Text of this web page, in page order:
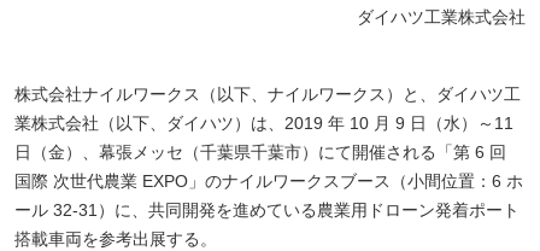
ダイハツ工業株式会社
株式会社ナイルワークス（以下、ナイルワークス）と、ダイハツ工
業株式会社（以下、ダイハツ）は、2019 年 10 月 9 日（水）～11
日（金）、幕張メッセ（千葉県千葉市）にて開催される「第 6 回
国際 次世代農業 EXPO」のナイルワークスブース（小間位置：6 ホ
ール 32-31）に、共同開発を進めている農業用ドローン発着ポート
搭載車両を参考出展する。